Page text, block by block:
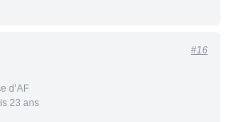
d’AF
23 ans
#16